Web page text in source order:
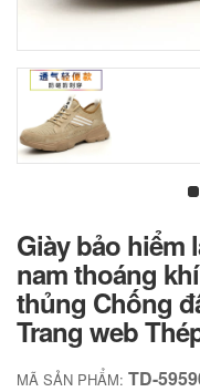
Giày bảo hiểm
nam thoáng
thủng Chống
Trang web
MÃ SẢN PHẨM: TD-